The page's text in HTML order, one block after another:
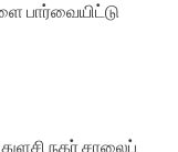
பார்வையிட்டு
துளசி நகர்சாலைப்